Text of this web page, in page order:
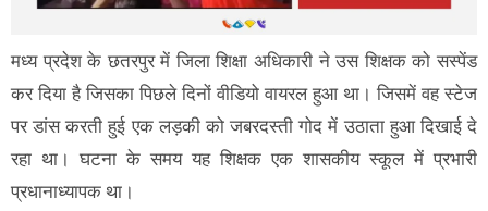
मध्य प्रदेश के छतरपुर में जिला शिक्षा अधिकारी ने उस शिक्षक को सस्पेंड
कर दिया है जिसका पिछले दिनों वीडियो वायरल हुआ था। जिसमें वह स्टेज
पर डांस करती हुई एक लड़की को जबरदस्ती गोद में उठाता हुआ दिखाई दे
रहा था। घटना के समय यह शिक्षक एक शासकीय स्कूल में प्रभारी
प्रधानाध्यापक था।